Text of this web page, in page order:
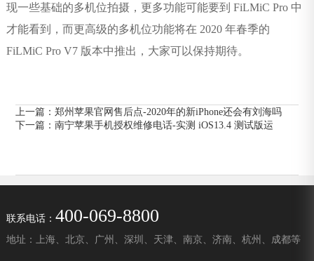
现一些基础的多机位拍摄，更多功能可能要到 FiLMiC Pro 中
才能看到，而更高级的多机位功能将在 2020 年春季的
FiLMiC Pro V7 版本中推出，大家可以保持期待。
上一篇：郑州苹果官网售后点-2020年的新iPhone还会有刘海吗
下一篇：南宁苹果手机授权维修电话-实测 iOS13.4 测试版运
联系电话： 400-069-8800
地址：上海、北京、广州、深圳、天津、南京、济南、杭州、成都等